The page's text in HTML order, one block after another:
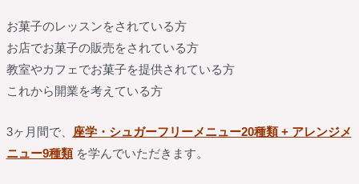
お菓子のレッスンをされている方
お店でお菓子の販売をされている方
教室やカフェでお菓子を提供されている方
これから開業を考えている方
3ヶ月間で、 座学・シュガーフリーメニュー20種類 + アレンジメ
ニュー9種類を学んでいただきます。